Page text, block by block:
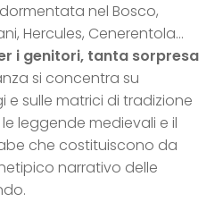
nel Bosco,
Hercules, Cenerentola…
i genitori, tanta sorpresa
si concentra su
sulle matrici di tradizione
leggende medievali e il
che costituiscono da
narrativo delle